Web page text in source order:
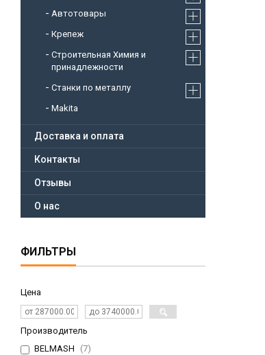
Автотовары
Крепеж
Строительная Химия и
принадлежности
Станки по металлу
Makita
Доставка и оплата
Контакты
Отзывы
О нас
ФИЛЬТРЫ
Цена
Производитель
BELMASH
7